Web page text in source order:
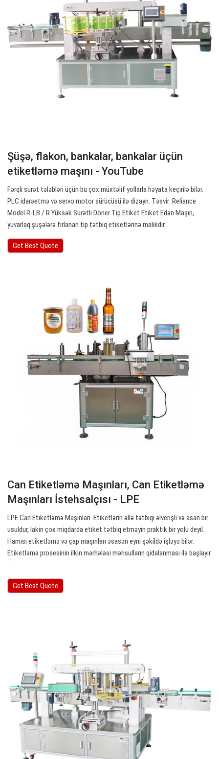
Şüşə, flakon, bankalar, bankalar üçün
etiketləmə maşını - YouTube
Fərqli sürət tələbləri üçün bu çox müxtəlif yollarla həyata keçirilə bilər.
PLC idarəetmə və servo motor sürücüsü ilə dizayn. Təsvir: Reliance
Model R-LB / R Yüksək Sürətli Döner Tip Etiket Etiket Edən Maşın,
yuvarlaq şüşələrə fırlanan tip tətbiq etiketlərinə malikdir.
Get Best Quote
Can Etiketləmə Maşınları, Can Etiketləmə
Maşınları İstehsalçısı - LPE
LPE Can Etiketləmə Maşınları. Etiketlərin əllə tətbiqi əlverişli və asan bir
üsuldur, lakin çox miqdarda etiket tətbiq etməyin praktik bir yolu deyil.
Hamısı etiketləmə və çap maşınları əsasən eyni şəkildə işləyə bilər.
Etiketləmə prosesinin ilkin mərhələsi məhsulların qidalanması ilə başlayır
...
Get Best Quote